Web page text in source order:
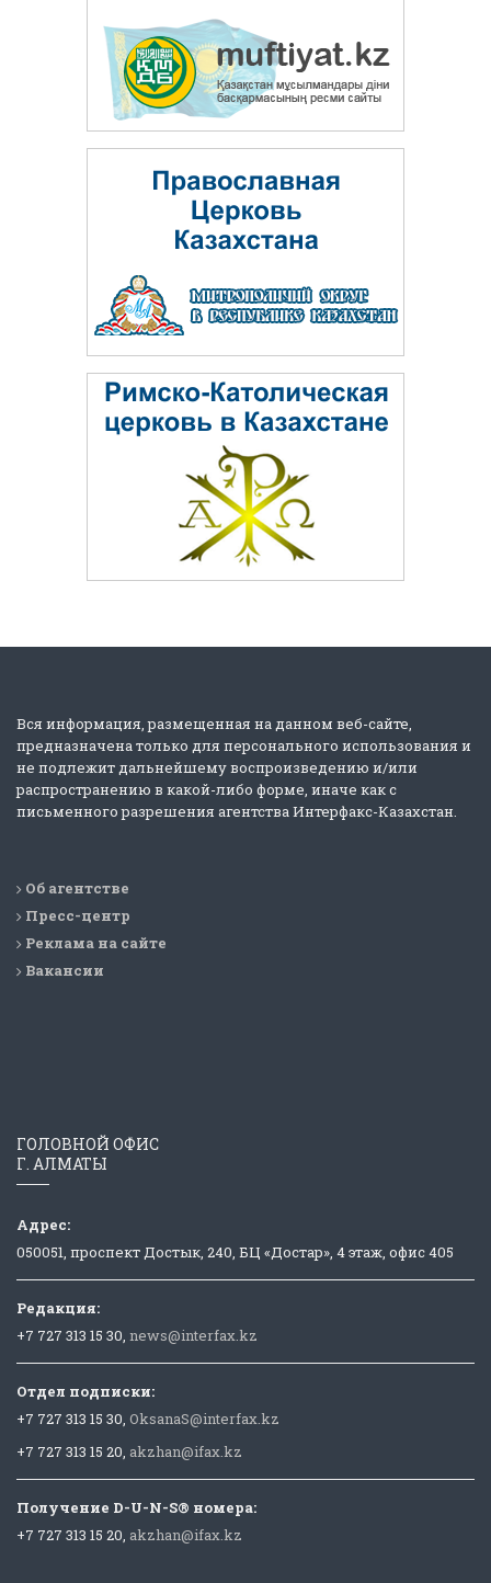
Вся информация, размещенная на данном веб-сайте,
предназначена только для персонального использования и
не подлежит дальнейшему воспроизведению и/или
распространению в какой-либо форме, иначе как с
письменного разрешения агентства Интерфакс-Казахстан.
Об агентстве
Пресс-центр
Реклама на сайте
Вакансии
ГОЛОВНОЙ ОФИС
Г. АЛМАТЫ
Адрес:
050051, проспект Достык, 240, БЦ «Достар», 4 этаж, офис 405
Редакция:
+7 727 313 15 30, news@interfax.kz
Отдел подписки:
+7 727 313 15 30, OksanaS@interfax.kz
+7 727 313 15 20, akzhan@ifax.kz
Получение D-U-N-S® номера:
+7 727 313 15 20, akzhan@ifax.kz